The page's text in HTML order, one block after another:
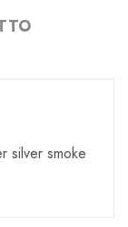
silver smoke